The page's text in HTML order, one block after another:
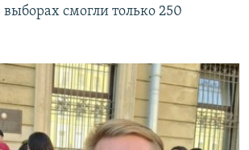
выборах смогли только 250